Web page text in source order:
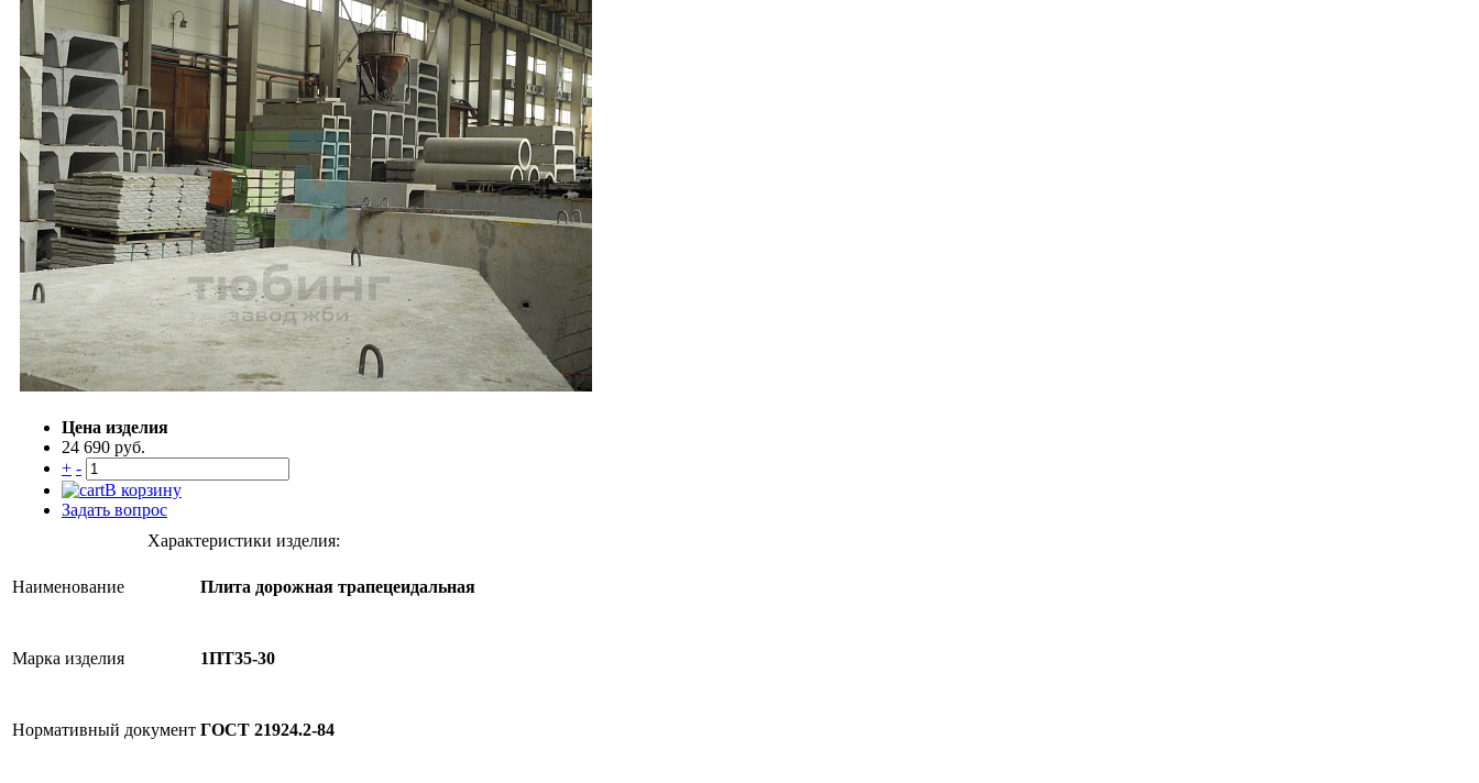
Цена изделия
24 690 руб.
+ -
В корзину
Задать вопрос
Характеристики изделия:
Наименование Плита дорожная трапецеидальная
Марка изделия 1ПТ35-30
Нормативный документ ГОСТ 21924.2-84